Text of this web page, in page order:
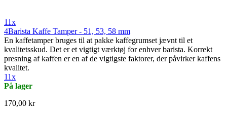
11x
4Barista Kaffe Tamper - 51, 53, 58 mm
En kaffetamper bruges til at pakke kaffegrumset jævnt til et
kvalitetsskud. Det er et vigtigt værktøj for enhver barista. Korrekt
presning af kaffen er en af de vigtigste faktorer, der påvirker kaffens
kvalitet.
11x
På lager
170,00 kr